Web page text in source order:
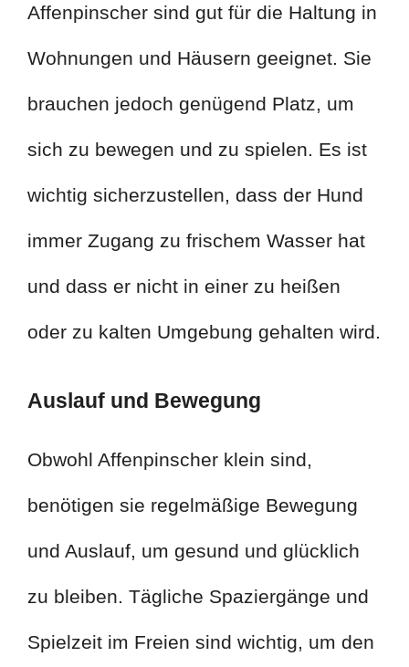
Affenpinscher sind gut für die Haltung in
Wohnungen und Häusern geeignet. Sie
brauchen jedoch genügend Platz, um
sich zu bewegen und zu spielen. Es ist
wichtig sicherzustellen, dass der Hund
immer Zugang zu frischem Wasser hat
und dass er nicht in einer zu heißen
oder zu kalten Umgebung gehalten wird.
Auslauf und Bewegung
Obwohl Affenpinscher klein sind,
benötigen sie regelmäßige Bewegung
und Auslauf, um gesund und glücklich
zu bleiben. Tägliche Spaziergänge und
Spielzeit im Freien sind wichtig, um den